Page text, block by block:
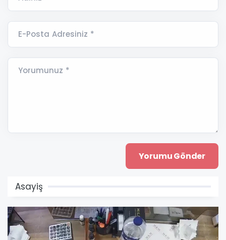
E-Posta Adresiniz *
Yorumunuz *
Asayiş